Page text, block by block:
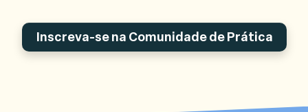
Inscreva-se na Comunidade de Prática